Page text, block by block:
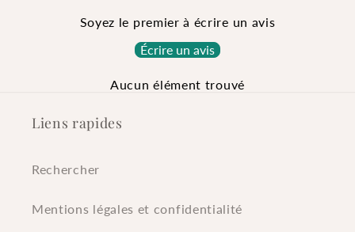
Soyez le premier à écrire un avis
Écrire un avis
Aucun élément trouvé
Liens rapides
Rechercher
Mentions légales et confidentialité